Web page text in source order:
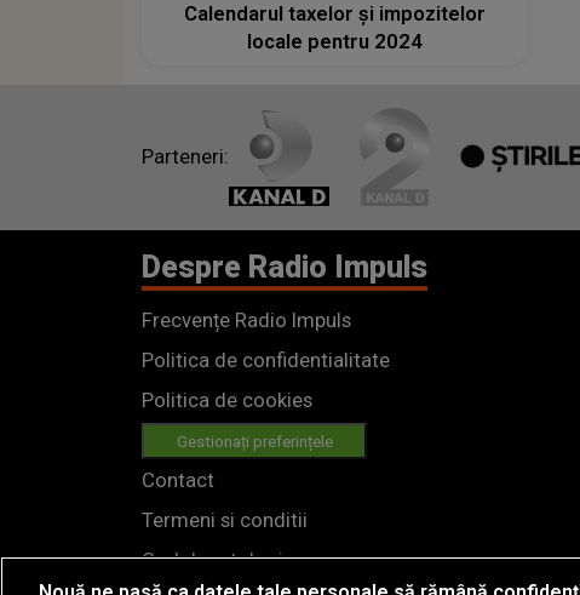
Calendarul taxelor și impozitelor
locale pentru 2024
Parteneri:
Despre Radio Impuls
Frecvențe Radio Impuls
Politica de confidentialitate
Politica de cookies
Gestionați preferințele
Contact
Termeni si conditii
Cod deontologic